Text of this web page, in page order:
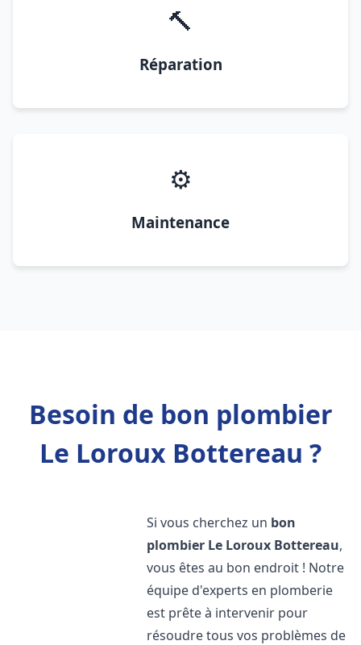
🔨
Réparation
⚙️
Maintenance
Besoin de bon plombier
Le Loroux Bottereau ?
Si vous cherchez un bon
plombier Le Loroux Bottereau,
vous êtes au bon endroit ! Notre
équipe d'experts en plomberie
est prête à intervenir pour
résoudre tous vos problèmes de